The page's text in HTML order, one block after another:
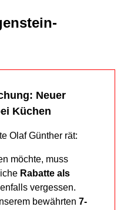
Neuer
Küchen
Olaf Günther rät:
möchte, muss
Rabatte als
vergessen.
bewährten 7-